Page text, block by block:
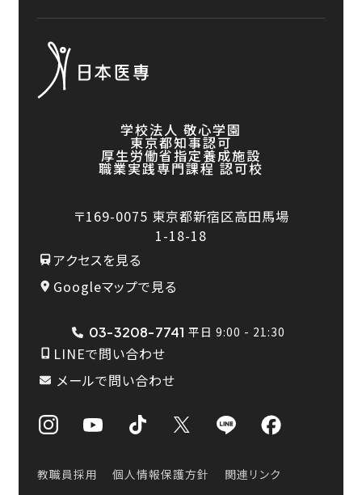
学校法人 敬心学園
東京都知事認可
厚生労働省指定養成施設
職業実践専門課程 認可校
〒169-0075 東京都新宿区高田馬場
1-18-18
アクセスを見る
Googleマップで見る
03-3208-7741 平日 9:00 - 21:30
LINEで問い合わせ
メールで問い合わせ
教職員採用 個人情報保護方針 関連リンク